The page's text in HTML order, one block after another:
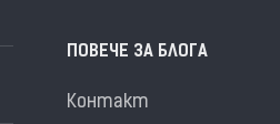
ПОВЕЧЕ ЗА БЛОГА
Контакт